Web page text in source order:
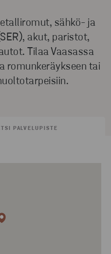
sähkö- ja
akut, paristot,
Tilaa Vaasassa
romunkeräykseen tai
PALVELUPISTE